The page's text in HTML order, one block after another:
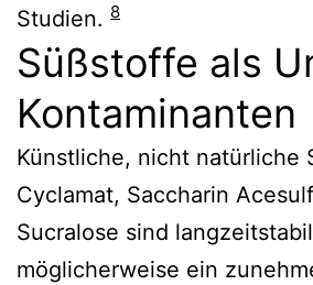
Studien. 8
Süßstoffe als
Kontaminanten
Künstliche, nicht natürliche
Cyclamat, Saccharin
Sucralose sind
möglicherweise ein